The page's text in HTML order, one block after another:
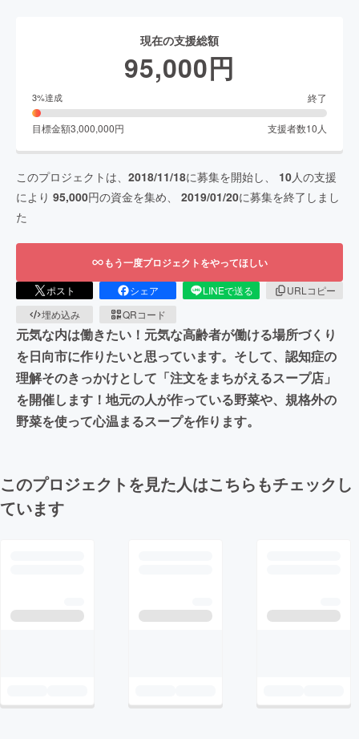
現在の支援総額
95,000円
3%達成 終了
目標金額3,000,000円 支援者数10 人
このプロジェクトは、 2018/11/18に募集を開始し、 10人の支援
により 95,000円の資金を集め、 2019/01/20に募集を終了しまし
た
もう一度プロジェクトをやってほしい
ポスト シェア LINEで送る
URLコピー
埋め込み
QRコード
元気な内は働きたい！元気な高齢者が働ける場所づくり
を日向市に作りたいと思っています。そして、認知症の
理解そのきっかけとして「注文をまちがえるスープ店」
を開催します！地元の人が作っている野菜や、規格外の
野菜を使って心温まるスープを作ります。
このプロジェクトを見た人はこちらもチェックし
ています